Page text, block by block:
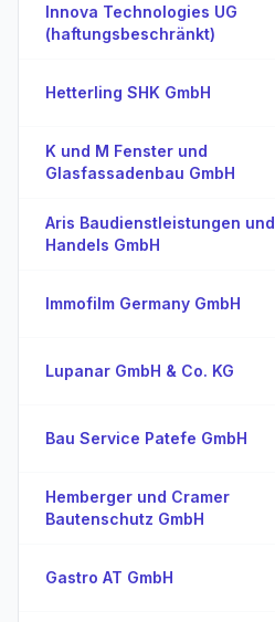
Innova Technologies UG
(haftungsbeschränkt)
Hetterling SHK GmbH
K und M Fenster und
Glasfassadenbau GmbH
Aris Baudienstleistungen und
Handels GmbH
Immofilm Germany GmbH
Lupanar GmbH & Co. KG
Bau Service Patefe GmbH
Hemberger und Cramer
Bautenschutz GmbH
Gastro AT GmbH